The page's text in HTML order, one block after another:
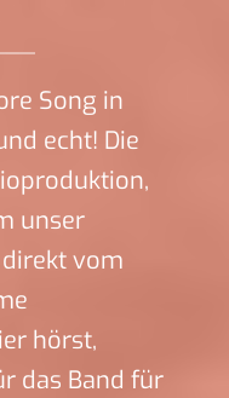
Song in
echt! Die
unser
vom
hörst,
das Band für